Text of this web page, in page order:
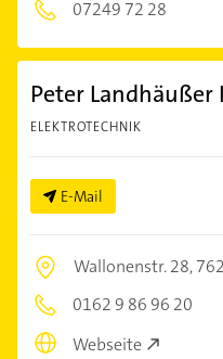
07249 72 28
Peter
ELEKTROTECHNIK
E-Mail
Wallonenstr. 28,
0162 9 86 96 20
Webseite